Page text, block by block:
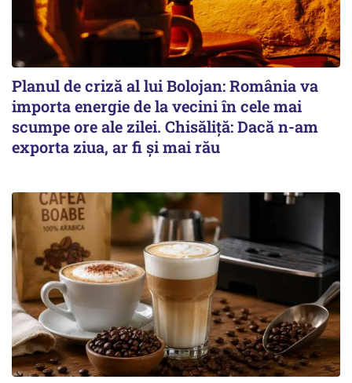
Planul de criză al lui Bolojan: România va
importa energie de la vecini în cele mai
scumpe ore ale zilei. Chisăliță: Dacă n-am
exporta ziua, ar fi și mai rău